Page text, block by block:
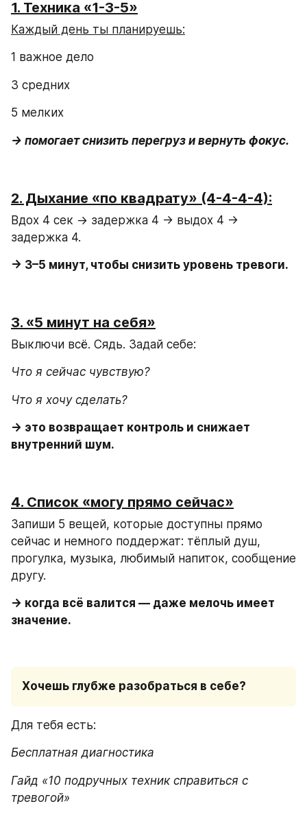
1. Техника «1-3-5»
Каждый день ты планируешь:
1 важное дело
3 средних
5 мелких
→ помогает снизить перегруз и вернуть фокус.
2. Дыхание «по квадрату» (4-4-4-4):
Вдох 4 сек → задержка 4 → выдох 4 →
задержка 4.
→ 3–5 минут, чтобы снизить уровень тревоги.
3. «5 минут на себя»
Выключи всё. Сядь. Задай себе:
Что я сейчас чувствую?
Что я хочу сделать?
→ это возвращает контроль и снижает
внутренний шум.
4. Список «могу прямо сейчас»
Запиши 5 вещей, которые доступны прямо
сейчас и немного поддержат: тёплый душ,
прогулка, музыка, любимый напиток, сообщение
другу.
→ когда всё валится — даже мелочь имеет
значение.
Хочешь глубже разобраться в себе?
Для тебя есть:
Бесплатная диагностика
Гайд «10 подручных техник справиться с
тревогой»